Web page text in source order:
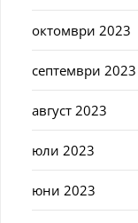
октомври 2023
септември 2023
август 2023
юли 2023
юни 2023